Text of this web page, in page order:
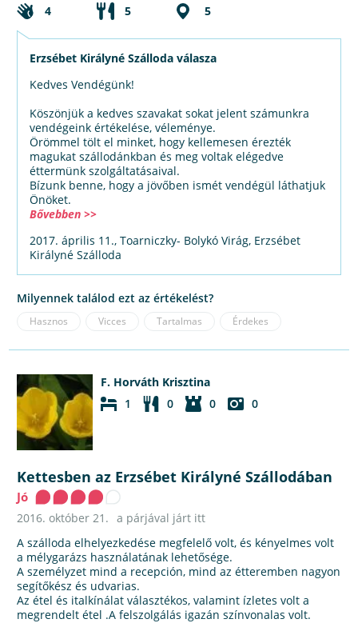
4 5 5
Erzsébet Királyné Szálloda válasza
Kedves Vendégünk!
Köszönjük a kedves szavakat sokat jelent számunkra
vendégeink értékelése, véleménye.
Örömmel tölt el minket, hogy kellemesen érezték
magukat szállodánkban és meg voltak elégedve
éttermünk szolgáltatásaival.
Bízunk benne, hogy a jövőben ismét vendégül láthatjuk
Önöket.
Bővebben >>
2017. április 11., Toarniczky- Bolykó Virág, Erzsébet
Királyné Szálloda
Milyennek találod ezt az értékelést?
Hasznos Vicces Tartalmas Érdekes
F. Horváth Krisztina
1
0 0 0
Kettesben az Erzsébet Királyné Szállodában
Jó
2016. október 21. a párjával járt itt
A szálloda elhelyezkedése megfelelő volt, és kényelmes volt
a mélygarázs használatának lehetősége.
A személyzet mind a recepción, mind az étteremben nagyon
segítőkész és udvarias.
Az étel és italkínálat választékos, valamint ízletes volt a
megrendelt étel .A felszolgálás igazán színvonalas volt.